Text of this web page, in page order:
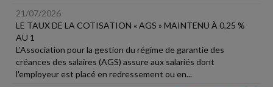
21/07/2026
LE TAUX DE LA COTISATION « AGS » MAINTENU À 0,25 %
AU 1
L'Association pour la gestion du régime de garantie des
créances des salaires (AGS) assure aux salariés dont
l'employeur est placé en redressement ou en...